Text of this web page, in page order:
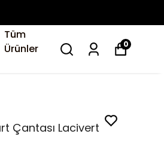
Tüm
Ürünler
0
Çantası Lacivert